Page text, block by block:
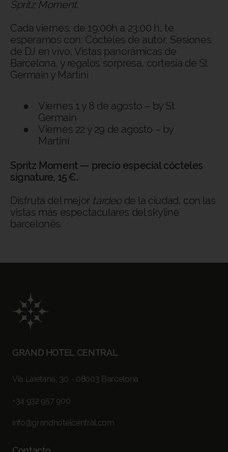
ENTRADA - SALIDA
OCUPACIÓN
1 HABITACIÓN, 2 ADULTOS
Spritz Moment.
Cada viernes, de 19:00h a 23:00 h, te
esperamos con: Cócteles de autor, Sesiones
de DJ en vivo, Vistas panorámicas de
Barcelona, y regalos sorpresa, cortesía de St
Germain y Martini
Viernes 1 y 8 de agosto – by St
Germain
Viernes 22 y 29 de agosto – by
Martini
Spritz Moment — precio especial cócteles
signature, 15 €.
Disfruta del mejor tardeo de la ciudad, con las
vistas más espectaculares del skyline
barcelonés.
GRAND HOTEL CENTRAL
Via Laietana, 30 - 08003 Barcelona
+34 932 957 900
info@grandhotelcentral.com